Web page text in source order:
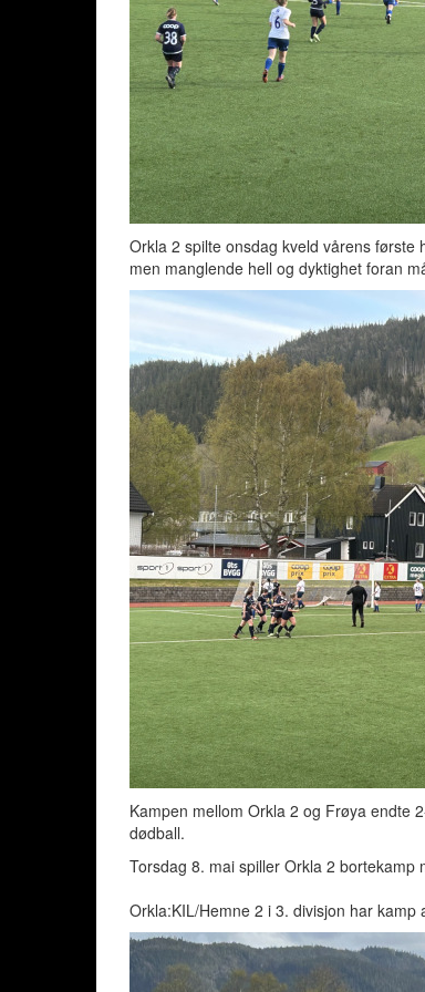
Orkla 2 spilte onsdag kveld vårens
men manglende hell og dyktighet foran
Kampen mellom Orkla 2 og Frøya endte
dødball.
Torsdag 8. mai spiller Orkla 2 bortekamp
Orkla:KIL/Hemne 2 i 3. divisjon har